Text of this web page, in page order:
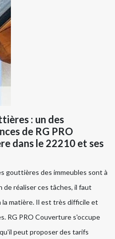
: un des
de RG PRO
dans le 22210 et ses
gouttières des immeubles sont à
de réaliser ces tâches, il faut
matière. Il est très difficile et
RG PRO Couverture s'occupe
peut proposer des tarifs